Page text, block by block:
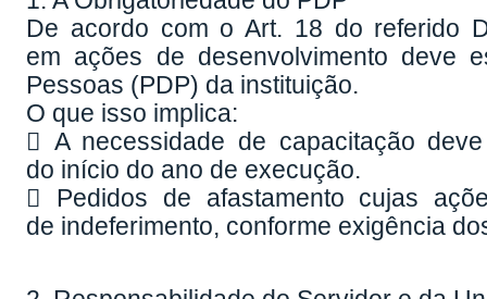
1. A Obrigatoriedade do PDP
De acordo com o Art. 18 do referido
em ações de desenvolvimento deve
Pessoas (PDP) da instituição.
O que isso implica:
 A necessidade de capacitação
do início do ano de execução.
 Pedidos de afastamento cujas
de indeferimento, conforme exigência